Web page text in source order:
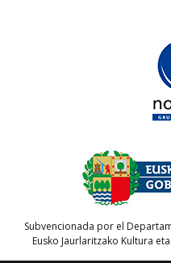
Subvencionada por el
Eusko Jaurlaritzako Kultura